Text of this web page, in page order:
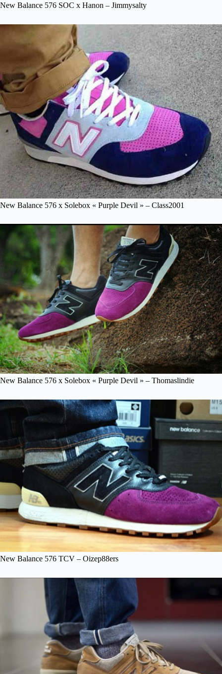
New Balance 576 SOC x Hanon – Jimmysalty
New Balance 576 x Solebox « Purple Devil » – Class2001
New Balance 576 x Solebox « Purple Devil » – Thomaslindie
New Balance 576 TCV – Oizep88ers